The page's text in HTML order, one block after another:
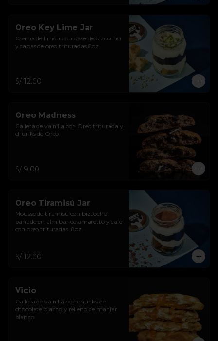
Oreo Key Lime Jar
Crema de limón con base de bizcocho
y capas de oreo trituradas.8oz.
S/ 12.00
Oreo Madness
Galleta de vainilla con Oreo triturada y
chunks de Oreo.
S/ 9.00
Oreo Tiramisú Jar
Mousse de tiramisú con bizcocho
bañado en almíbar de amaretto y café
con oreo trituradas. 8oz.
S/ 12.00
Vicio
Galleta de vainilla con chunks de
chocolate blanco y relleno de manjar
blanco.